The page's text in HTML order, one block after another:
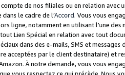
de nos filiales ou en relation avec
le cadre de l’Accord. Vous vous
ligne, notamment en utilisant l’une
Lien Spécial en relation avec tout
dans des e-mails, SMS et
acceptées par le client destinataire) et
À notre demande, vous vous
vous respectez ce qui précède. Nous